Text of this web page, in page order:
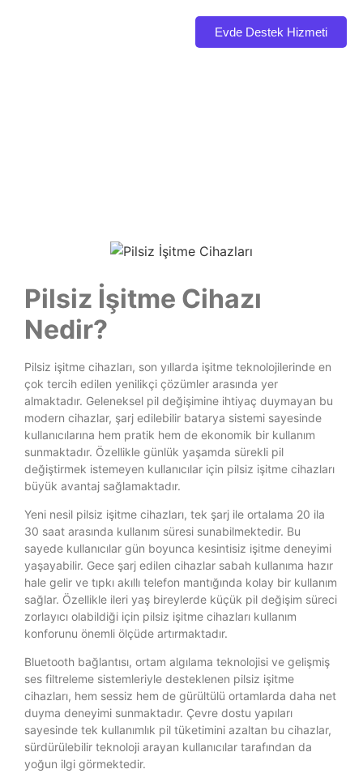
Evde Destek Hizmeti
Pilsiz İşitme Cihazı
Nedir?
Pilsiz işitme cihazları, son yıllarda işitme teknolojilerinde en
çok tercih edilen yenilikçi çözümler arasında yer
almaktadır. Geleneksel pil değişimine ihtiyaç duymayan bu
modern cihazlar, şarj edilebilir batarya sistemi sayesinde
kullanıcılarına hem pratik hem de ekonomik bir kullanım
sunmaktadır. Özellikle günlük yaşamda sürekli pil
değiştirmek istemeyen kullanıcılar için pilsiz işitme cihazları
büyük avantaj sağlamaktadır.
Yeni nesil pilsiz işitme cihazları, tek şarj ile ortalama 20 ila
30 saat arasında kullanım süresi sunabilmektedir. Bu
sayede kullanıcılar gün boyunca kesintisiz işitme deneyimi
yaşayabilir. Gece şarj edilen cihazlar sabah kullanıma hazır
hale gelir ve tıpkı akıllı telefon mantığında kolay bir kullanım
sağlar. Özellikle ileri yaş bireylerde küçük pil değişim süreci
zorlayıcı olabildiği için pilsiz işitme cihazları kullanım
konforunu önemli ölçüde artırmaktadır.
Bluetooth bağlantısı, ortam algılama teknolojisi ve gelişmiş
ses filtreleme sistemleriyle desteklenen pilsiz işitme
cihazları, hem sessiz hem de gürültülü ortamlarda daha net
duyma deneyimi sunmaktadır. Çevre dostu yapıları
sayesinde tek kullanımlık pil tüketimini azaltan bu cihazlar,
sürdürülebilir teknoloji arayan kullanıcılar tarafından da
yoğun ilgi görmektedir.